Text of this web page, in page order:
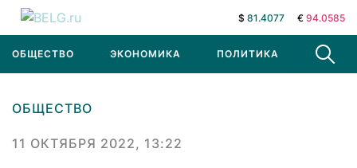
$ 81.4077 € 94.0585
ОБЩЕСТВО ЭКОНОМИКА ПОЛИТИКА В МИРЕ
ОБЩЕСТВО
11 ОКТЯБРЯ 2022, 13:22